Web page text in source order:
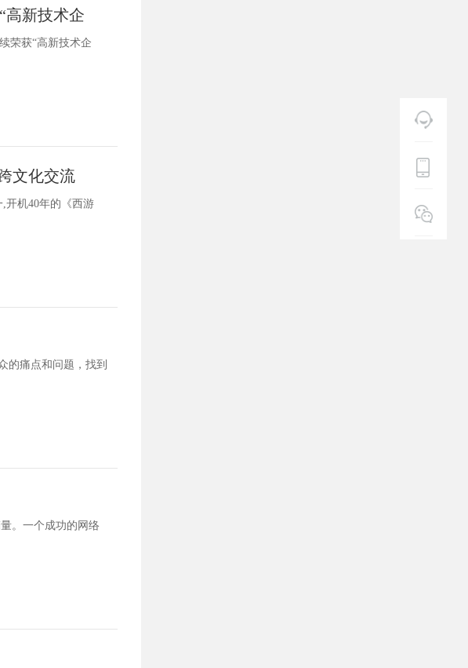
高新技术企
荣获“高新技术企
文化交流
开机40年的《西游
的痛点和问题，找到
。一个成功的网络